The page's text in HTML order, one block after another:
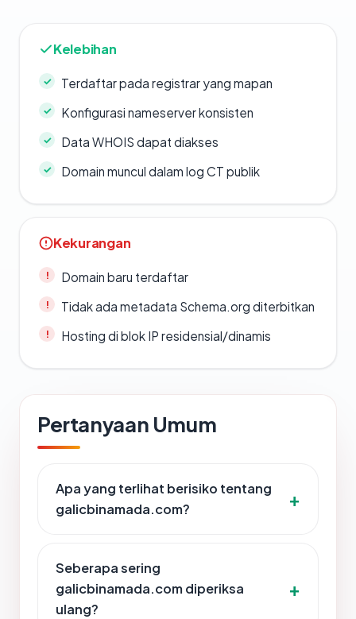
Kelebihan
Terdaftar pada registrar yang mapan
Konfigurasi nameserver konsisten
Data WHOIS dapat diakses
Domain muncul dalam log CT publik
Kekurangan
Domain baru terdaftar
Tidak ada metadata Schema.org diterbitkan
Hosting di blok IP residensial/dinamis
Pertanyaan Umum
Apa yang terlihat berisiko tentang
galicbinamada.com?
Seberapa sering
galicbinamada.com diperiksa
ulang?